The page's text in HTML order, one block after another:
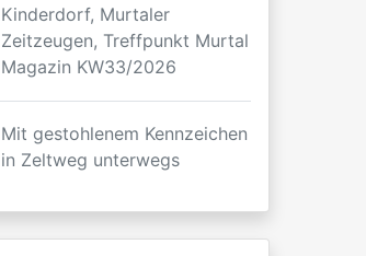
Kinderdorf, Murtaler
Zeitzeugen, Treffpunkt Murtal
Magazin KW33/2026
Mit gestohlenem Kennzeichen
in Zeltweg unterwegs